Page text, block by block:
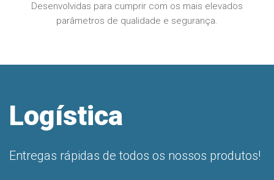
Desenvolvidas para cumprir com os mais elevados
parâmetros de qualidade e segurança.
Logística
Entregas rápidas de todos os nossos produtos!